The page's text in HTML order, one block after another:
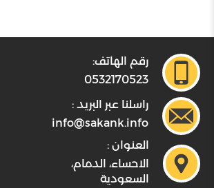
رقم الهاتف:
0532170523
راسلنا عبر البريد :
info@sakank.info
العنوان :
الاحساء، الدمام،
السعودية